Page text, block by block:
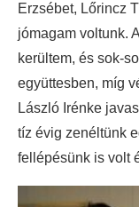
Erzsébet, Lőrincz
jómagam voltunk.
kerültem, és sok-
együttesben, míg
László Irénke
tíz évig zenéltünk
fellépésünk is volt